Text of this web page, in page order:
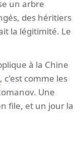
un arbre
des héritiers
la légitimité. Le
à la Chine
, c'est comme les
Une
file, et un jour la